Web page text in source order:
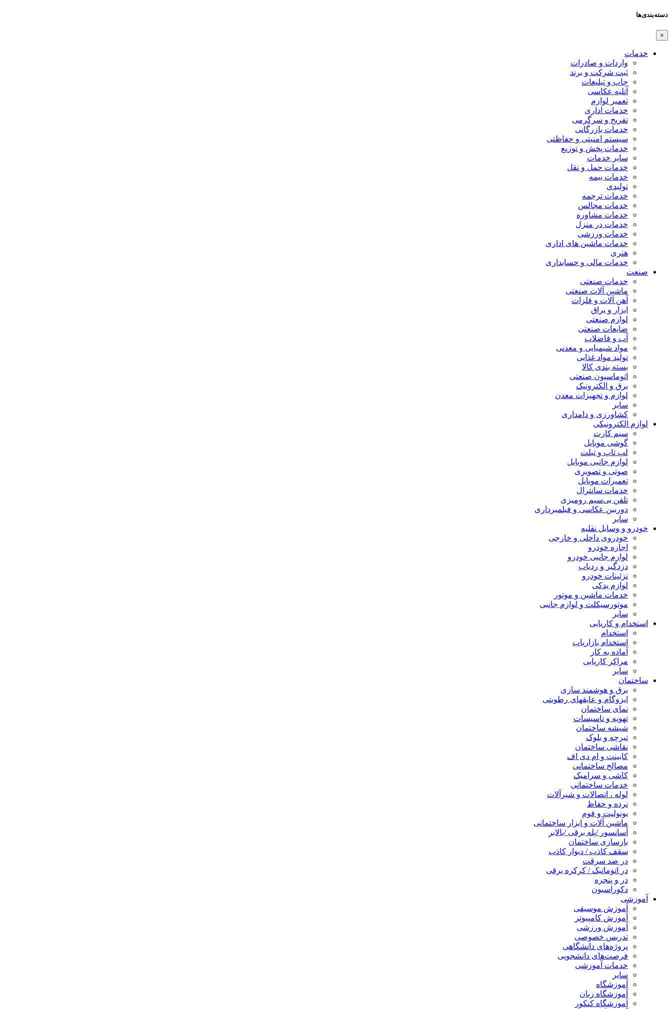
دسته‌بندی‌ها
×
خدمات
واردات و صادرات
ثبت شرکت و برند
چاپ و تبلیغات
آتلیه عکاسی
تعمیر لوازم
خدمات اداری
تفریح و سرگرمی
خدمات بازرگانی
سیستم امنیتی و حفاظتی
خدمات پخش و توزیع
سایر خدمات
خدمات حمل و نقل
خدمات بیمه
تولیدی
خدمات ترجمه
خدمات مجالس
خدمات مشاوره
خدمات در منزل
خدمات ورزشی
خدمات ماشین های اداری
هنری
خدمات مالی و حسابداری
صنعت
خدمات صنعتی
ماشین آلات صنعتی
آهن آلات و فلزات
ابزار و یراق
لوازم صنعتی
ضایعات صنعتی
آب و فاضلاب
مواد شیمیایی و معدنی
تولید مواد غذایی
بسته بندی کالا
اتوماسیون صنعتی
برق و الکترونیک
لوازم و تجهیزات معدن
سایر
کشاورزی و دامداری
لوازم الکترونیکی
سیم کارت
گوشی موبایل
لپ تاپ و تبلت
لوازم جانبی موبایل
صوتی و تصویری
تعمیرات موبایل
خدمات سانترال
تلفن بی‌سیم رومیزی
دوربین عکاسی و فیلمبرداری
سایر
خودرو و وسایل نقلیه
خودروی داخلی و خارجی
اجاره خودرو
لوازم جانبی خودرو
دزدگیر و ردیاب
تزئینات خودرو
لوازم یدکی
خدمات ماشین و موتور
موتورسیکلت و لوازم جانبی
سایر
استخدام و کاریابی
استخدام
استخدام بازاریاب
آماده به کار
مراکز کاریابی
سایر
ساختمان
برق و هوشمند سازی
ایزوگام و عایقهای رطوبتی
نمای ساختمان
تهویه و تاسیسات
شیشه ساختمان
تیرچه و بلوک
نقاشی ساختمان
کابینت و ام دی اف
مصالح ساختمانی
کاشی و سرامیک
خدمات ساختمانی
لوله ، اتصالات و شیرآلات
نرده و حفاظ
یونولیت و فوم
ماشین آلات و ابزار ساختمانی
آسانسور /پله برقی /بالابر
بازسازی ساختمان
سقف کاذب / دیوار کاذب
در ضد سرقت
در اتوماتیک / کرکره برقی
در و پنجره
دکوراسیون
آموزشی
آموزش موسیقی
آموزش کامپیوتر
آموزش ورزشی
تدریس خصوصی
پروژه‌های دانشگاهی
فرصت‌های دانشجویی
خدمات آموزشی
سایر
آموزشگاه
آموزشگاه زبان
آموزشگاه کنکور